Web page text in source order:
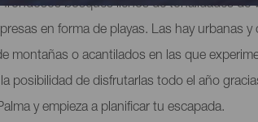
bosques llenos de tonalidades
en forma de playas. Las hay urbanas
montañas o acantilados en las que
posibilidad de disfrutarlas todo el año
y empieza a planificar tu escapada.